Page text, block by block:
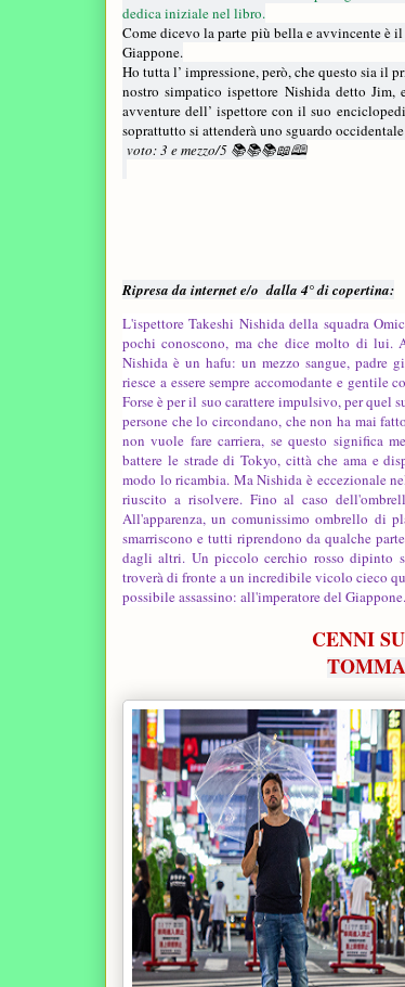
dedica iniziale nel libro.
Come dicevo la parte più bella e avvincente è
Giappone.
Ho tutta l’ impressione, però, che questo sia il
nostro simpatico ispettore Nishida detto
avventure dell’ ispettore con il suo
soprattutto si attenderà uno sguardo
voto: 3 e mezzo/5 📚📚📚📖🕮
Ripresa da internet e/o dalla 4° di copertina:
L'ispettore Takeshi Nishida della squadra
pochi conoscono, ma che dice molto di lui.
Nishida è un hafu: un mezzo sangue, padre
riesce a essere sempre accomodante e gentile
Forse è per il suo carattere impulsivo, per quel
persone che lo circondano, che non ha mai
non vuole fare carriera, se questo significa
battere le strade di Tokyo, città che ama e
modo lo ricambia. Ma Nishida è eccezionale
riuscito a risolvere. Fino al caso
All'apparenza, un comunissimo ombrello di
smarriscono e tutti riprendono da qualche
dagli altri. Un piccolo cerchio rosso dipinto
troverà di fronte a un incredibile vicolo cieco
possibile assassino: all'imperatore del Giappone.
CENNI